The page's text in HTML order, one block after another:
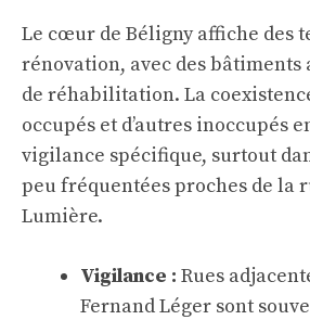
Le cœur de Béligny affiche des
rénovation, avec des bâtiments
de réhabilitation. La
occupés et d’autres inoccupés
vigilance spécifique, surtout
peu fréquentées proches de la
Lumière.
Vigilance : Rues
Fernand Léger sont